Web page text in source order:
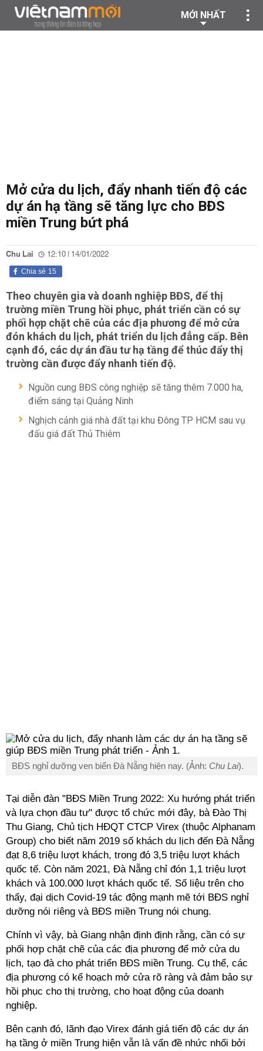
MỚI NHẤT
Mở cửa du lịch, đẩy nhanh tiến độ các
dự án hạ tầng sẽ tăng lực cho BĐS
miền Trung bứt phá
Chu Lai 12:10 | 14/01/2022
15
Chia sẻ
Theo chuyên gia và doanh nghiệp BĐS, để thị
trường miền Trung hồi phục, phát triển cần có sự
phối hợp chặt chẽ của các địa phương để mở cửa
đón khách du lịch, phát triển du lịch đẳng cấp. Bên
cạnh đó, các dự án đầu tư hạ tầng để thúc đẩy thị
trường cần được đẩy nhanh tiến độ.
Nguồn cung BĐS công nghiệp sẽ tăng thêm 7.000 ha,
điểm sáng tại Quảng Ninh
Nghịch cảnh giá nhà đất tại khu Đông TP HCM sau vụ
đấu giá đất Thủ Thiêm
BĐS nghỉ dưỡng ven biển Đà Nẵng hiện nay. (Ảnh: Chu Lai).
Tại diễn đàn "BĐS Miền Trung 2022: Xu hướng phát triển
và lựa chọn đầu tư" được tổ chức mới đây, bà Đào Thị
Thu Giang, Chủ tịch HĐQT CTCP Virex (thuộc Alphanam
Group) cho biết năm 2019 số khách du lịch đến Đà Nẵng
đạt 8,6 triệu lượt khách, trong đó 3,5 triệu lượt khách
quốc tế. Còn năm 2021, Đà Nẵng chỉ đón 1,1 triệu lượt
khách và 100.000 lượt khách quốc tế. Số liệu trên cho
thấy, đại dịch Covid-19 tác động mạnh mẽ tới BĐS nghỉ
dưỡng nói riêng và BĐS miền Trung nói chung.
Chính vì vậy, bà Giang nhận định định rằng, cần có sự
phối hợp chặt chẽ của các địa phương để mở cửa du
lịch, tạo đà cho phát triển BĐS miền Trung. Cụ thể, các
địa phương có kế hoạch mở cửa rõ ràng và đảm bảo sự
hồi phục cho thị trường, cho hoạt động của doanh
nghiệp.
Bên cạnh đó, lãnh đạo Virex đánh giá tiến độ các dự án
hạ tầng ở miền Trung hiện vẫn là vấn đề nhức nhối bởi